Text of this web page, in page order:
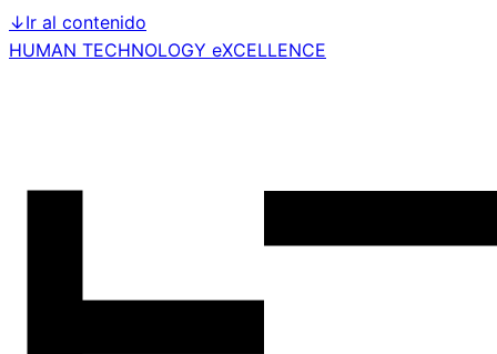
↓Ir al contenido
HUMAN TECHNOLOGY eXCELLENCE